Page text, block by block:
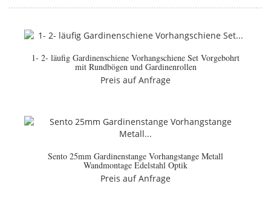
1- 2- läufig Gardinenschiene Vorhangschiene Set Vorgebohrt
mit Rundbögen und Gardinenrollen
Preis auf Anfrage
Sento 25mm Gardinenstange Vorhangstange Metall
Wandmontage Edelstahl Optik
Preis auf Anfrage